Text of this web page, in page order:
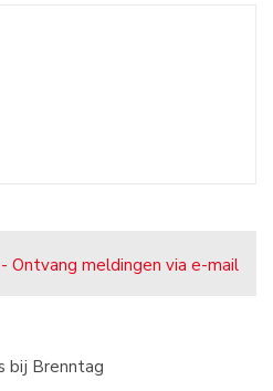
Ontvang meldingen via e-mail
bij Brenntag